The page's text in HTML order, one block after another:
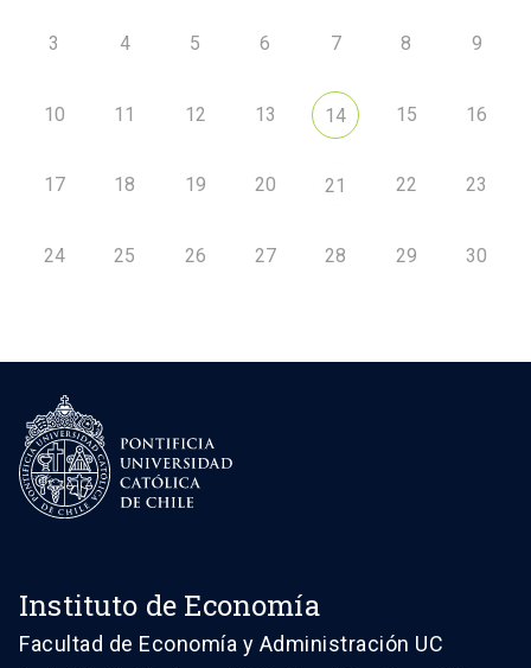
3 4 5 6 7 8 9
10 11 12 13 14 15 16
17 18 19 20 21 22 23
24 25 26 27 28 29 30
Instituto de Economía
Facultad de Economía y Administración UC